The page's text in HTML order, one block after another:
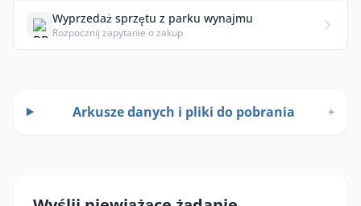
Wyprzedaż sprzętu z parku wynajmu
Rozpocznij zapytanie o zakup
Arkusze danych i pliki do pobrania +